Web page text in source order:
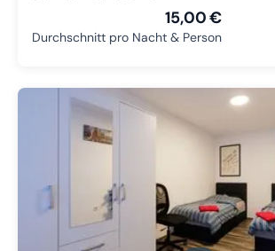
15,00 €
Durchschnitt pro Nacht & Person